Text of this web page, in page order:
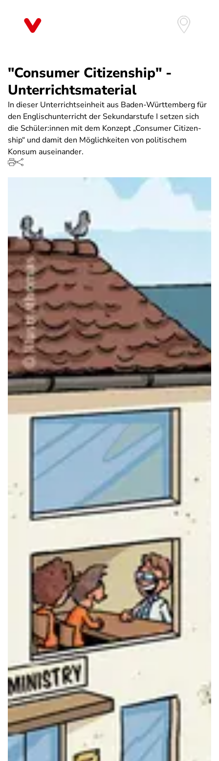
"Consumer Citizenship" -
Unterrichtsmaterial
In dieser Unterrichtseinheit aus Baden-Württemberg für
den Englischunterricht der Sekundarstufe I setzen sich
die Schüler:innen mit dem Konzept „Consumer Citizen­
ship“ und damit den Möglichkeiten von politischem
Konsum auseinander.